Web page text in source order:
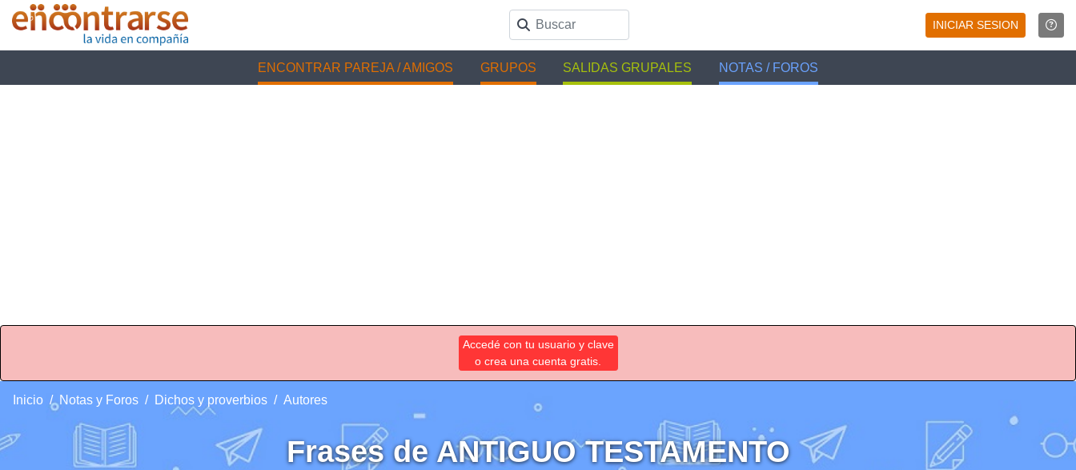
INICIAR SESION
ENCONTRAR PAREJA / AMIGOS GRUPOS SALIDAS GRUPALES NOTAS / FOROS
Accedé con tu usuario y clave
o crea una cuenta gratis.
Inicio Notas y Foros Dichos y proverbios Autores
Frases de ANTIGUO TESTAMENTO